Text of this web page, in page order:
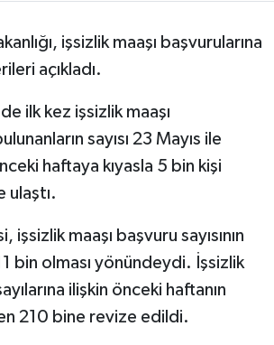
işsizlik maaşı başvurularına
açıkladı.
ilk kez işsizlik maaşı
sayısı 23 Mayıs ile
haftaya kıyasla 5 bin kişi
ulaştı.
işsizlik maaşı başvuru sayısının
bin olması yönündeydi. İşsizlik
ilişkin önceki haftanın
210 bine revize edildi.